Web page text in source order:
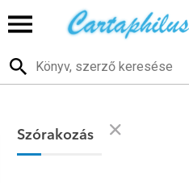
Szórakozás